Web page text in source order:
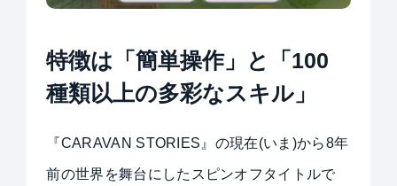
特徴は 「簡単操作」と「100
種類以上の多彩なスキル」
『CARAVAN STORIES』の現在(いま)から8年
前の世界を舞台にしたスピンオフタイトルで